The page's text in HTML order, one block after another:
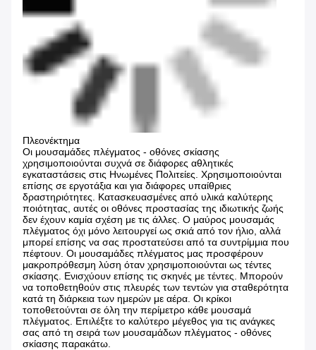
Πλεονέκτημα
Οι μουσαμάδες πλέγματος - οθόνες σκίασης
χρησιμοποιούνται συχνά σε διάφορες αθλητικές
εγκαταστάσεις στις Ηνωμένες Πολιτείες. Χρησιμοποιούνται
επίσης σε εργοτάξια και για διάφορες υπαίθριες
δραστηριότητες. Κατασκευασμένες από υλικά καλύτερης
ποιότητας, αυτές οι οθόνες προστασίας της ιδιωτικής ζωής
δεν έχουν καμία σχέση με τις άλλες. Ο μαύρος μουσαμάς
πλέγματος όχι μόνο λειτουργεί ως σκιά από τον ήλιο, αλλά
μπορεί επίσης να σας προστατεύσει από τα συντρίμμια που
πέφτουν. Οι μουσαμάδες πλέγματος μας προσφέρουν
μακροπρόθεσμη λύση όταν χρησιμοποιούνται ως τέντες
σκίασης. Ενισχύουν επίσης τις σκηνές με τέντες. Μπορούν
να τοποθετηθούν στις πλευρές των τεντών για σταθερότητα
κατά τη διάρκεια των ημερών με αέρα. Οι κρίκοι
τοποθετούνται σε όλη την περίμετρο κάθε μουσαμά
πλέγματος. Επιλέξτε το καλύτερο μέγεθος για τις ανάγκες
σας από τη σειρά των μουσαμάδων πλέγματος - οθόνες
σκίασης παρακάτω.